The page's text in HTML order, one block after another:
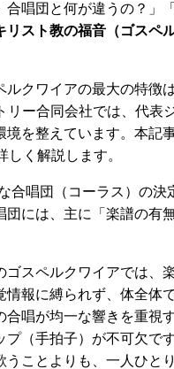
合唱団と何が違うの？
リスト教の福音（ゴスペ
クワイアの最大の特徴
リー合同会社では、代
を整えています。本記
く解説します。
合唱団（コーラス）の決
団には、主に「楽譜の
ゴスペルクワイアでは、
報に縛られず、体全体
合唱が均一な響きを重視
（手拍子）が不可欠です
うことよりも、一人ひと